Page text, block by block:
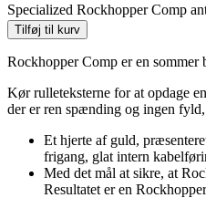
Specialized Rockhopper Comp
Tilføj til kurv
Rockhopper Comp er en
Kør rulleteksterne for at opdage
der er ren spænding og ingen
Et hjerte af guld,
frigang, glat intern
Med det mål at sikre, at
Resultatet er en